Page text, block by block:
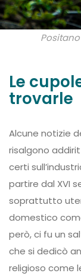
Le
trovarle
Alcune notizie
risalgono
certi
partire dal XVI
soprattutto
domestico
però, ci fu un
che si dedicò
religioso come